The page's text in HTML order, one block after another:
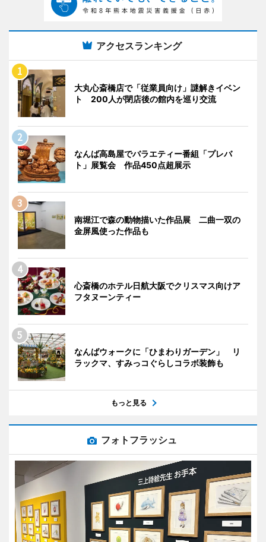
アクセスランキング
大丸心斎橋店で「従業員向け」謎解きイベン
ト 200人が閉店後の館内を巡り交流
なんば高島屋でバラエティー番組「プレバ
ト」展覧会 作品450点超展示
南堀江で森の動物描いた作品展 二曲一双の
金屏風使った作品も
心斎橋のホテル日航大阪でクリスマス向けア
フタヌーンティー
なんばウォークに「ひまわりガーデン」 リ
ラックマ、すみっコぐらしコラボ装飾も
もっと見る
フォトフラッシュ